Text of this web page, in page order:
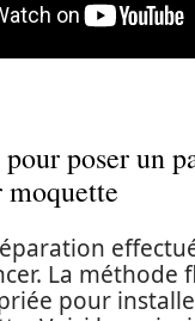
poser un
La méthode
pour